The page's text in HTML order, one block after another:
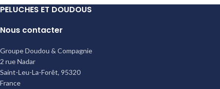
PELUCHES ET DOUDOUS
Nous contacter
Groupe Doudou & Compagnie
2 rue Nadar
Saint-Leu-La-Forêt, 95320
France